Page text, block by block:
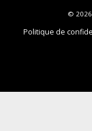
© 2026
Politique de